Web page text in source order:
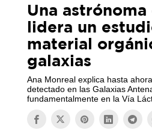
Una
lidera un
material
galaxias
Ana Monreal explica hasta
detectado en las Galaxias
fundamentalmente en la Vía